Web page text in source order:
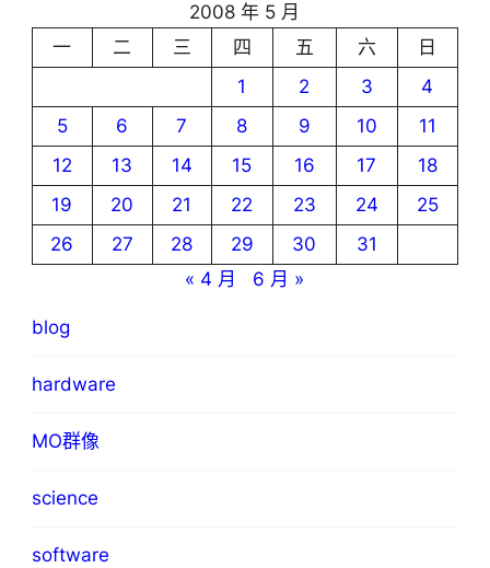
2008 年 5 月
一
二 三 四 五 六
日
1
2 3
4
5
6 7 8 9 10
11
12
13 14 15 16 17
18
19
20 21 22 23 24
25
26
27 28 29 30
31
« 4 月
6 月 »
blog
hardware
MO群像
science
software